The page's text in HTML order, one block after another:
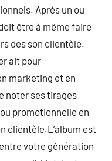
Après un ou
être à même faire
des son clientèle.
ait pour
marketing et en
noter ses tirages
promotionnelle en
clientèle.L’album est
votre génération